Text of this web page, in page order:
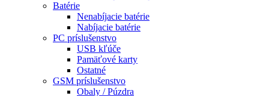
Batérie
Nenabíjacie batérie
Nabíjacie batérie
PC príslušenstvo
USB kľúče
Pamäťové karty
Ostatné
GSM príslušenstvo
Obaly / Púzdra